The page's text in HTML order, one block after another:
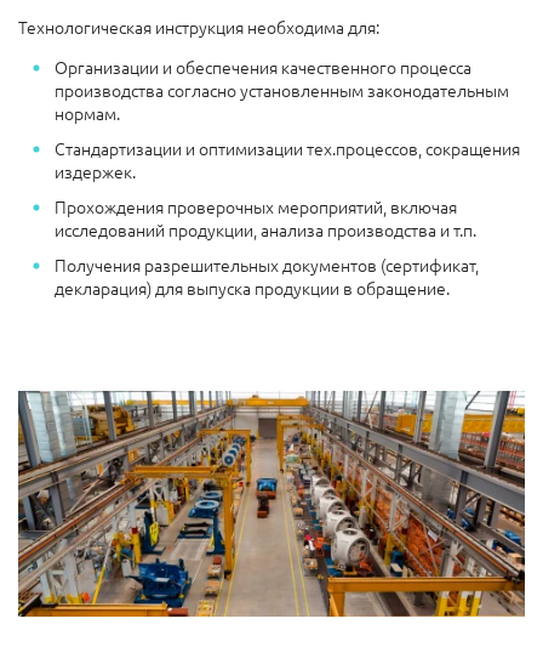
Технологическая инструкция необходима для:
Организации и обеспечения качественного процесса
производства согласно установленным законодательным
нормам.
Стандартизации и оптимизации тех.процессов, сокращения
издержек.
Прохождения проверочных мероприятий, включая
исследований продукции, анализа производства и т.п.
Получения разрешительных документов (сертификат,
декларация) для выпуска продукции в обращение.